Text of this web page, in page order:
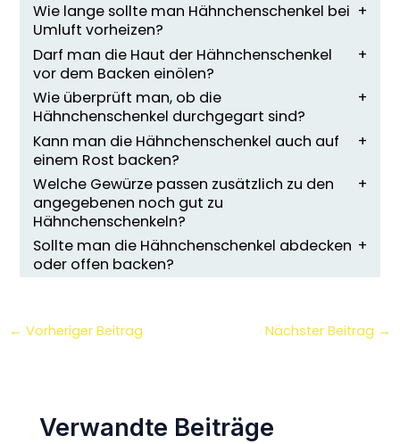
Wie lange sollte man Hähnchenschenkel bei
Umluft vorheizen?
Darf man die Haut der Hähnchenschenkel
vor dem Backen einölen?
Wie überprüft man, ob die
Hähnchenschenkel durchgegart sind?
Kann man die Hähnchenschenkel auch auf
einem Rost backen?
Welche Gewürze passen zusätzlich zu den
angegebenen noch gut zu
Hähnchenschenkeln?
Sollte man die Hähnchenschenkel abdecken
oder offen backen?
← Vorheriger Beitrag Nächster Beitrag →
Verwandte Beiträge